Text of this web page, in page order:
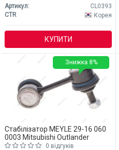
Артикул:
CL0393
CTR
Корея
КУПИТИ
Стабілізатор MEYLE 29-16 060
0003 Mitsubishi Outlander
0 відгуків
Знижка 8%